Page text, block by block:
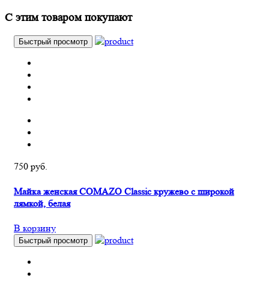
С этим товаром покупают
Быстрый просмотр
750 руб.
Майка женская COMAZO Classic кружево с широкой
лямкой, белая
В корзину
Быстрый просмотр